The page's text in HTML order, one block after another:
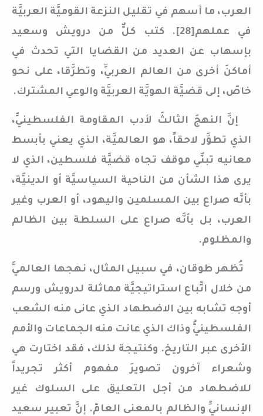
العرب، ما أسهم في تقليل النزعة القوميَّة العربيَّة
في عملهم[28]. كتب كلٌّ من درويش وسعيد
بإسهاب عن العديد من القضايا التي تحدث في
أماكنَ أخرى من العالم العربيِّ، وتطرَّقا، على نحو
خاصّ، إلى قضيَّة الهويَّة العربيَّة والوعي المشترك.
إنَّ النهجَ الثالثَ لأدب المقاومة الفلسطينيِّ،
الذي تطوَّر لاحقاً، هو العالميَّة، الذي يعني بأبسط
معانيه تبنِّي موقف تجاه قضيَّة فلسطين، الذي لا
يرى هذا الشأن من الناحية السياسيَّة أو الدينيَّة،
بأنَّه صراع بين المسلمين واليهود، أو العرب وغير
العرب، بل بأنَّه صراع على السلطة بين الظالم
والمظلوم.
تُظهر طوقان، في سبيل المثال، نهجها العالميَّ
من خلال اتِّباع استراتيجيَّة مماثلة لدرويش ورسم
أوجه تشابه بين الاضطهاد الذي عانى منه الشعب
الفلسطينيُّ وذاك الذي عانت منه الجماعات والأمم
الأخرى عبر التاريخ. وكنتيجة لذلك، فقد اختارت هي
وشعراء آخرون تصويرَ مفهوم أكثر تجريداً
للاضطهاد من أجل التعليق على السلوك غير
الإنسانيِّ والظالم بالمعنى العامّ. إنَّ تعبير سعيد